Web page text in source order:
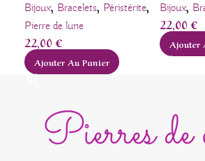
Bijoux, Bracelets, Péristérite,
Pierre de lune
22,00€
Ajouter Au Panier
Bijoux,
22,00€
Ajouter